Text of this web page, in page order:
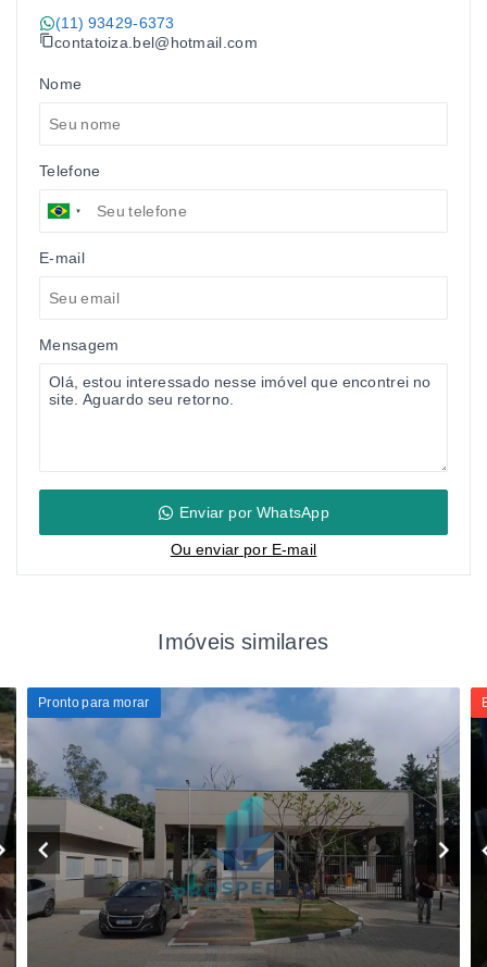
(11) 93429-6373
contatoiza.bel@hotmail.com
Nome
Telefone
E-mail
Mensagem
Enviar por WhatsApp
Ou enviar por E-mail
Imóveis similares
Pronto para morar